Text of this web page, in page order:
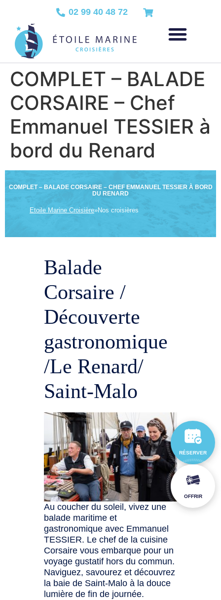
02 99 40 48 72
COMPLET – BALADE
CORSAIRE – Chef
Emmanuel TESSIER à
bord du Renard
COMPLET – BALADE CORSAIRE – CHEF EMMANUEL TESSIER À BORD
DU RENARD
Etoile Marine Croisière»Nos croisières
Balade
Corsaire /
Découverte
gastronomique
/Le Renard/
Saint-Malo
Au coucher du soleil, vivez une
balade maritime et
gastronomique avec Emmanuel
TESSIER. Le chef de la cuisine
Corsaire vous embarque pour un
voyage gustatif hors du commun.
Naviguez, savourez et découvrez
la baie de Saint-Malo à la douce
lumière de fin de journée.
RÉSERVER
OFFRIR